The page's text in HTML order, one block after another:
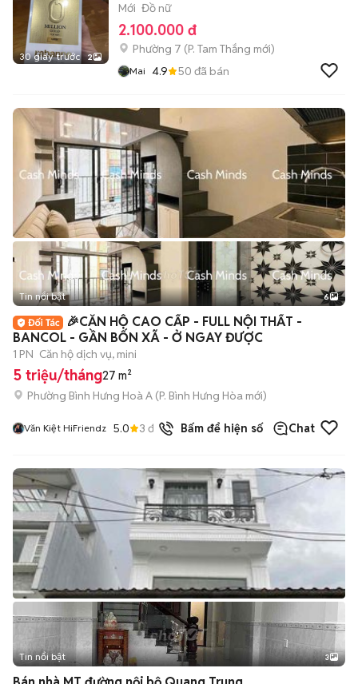
30 giây trước 2
Mới Đồ nữ
2.100.000 đ
Phường 7 (P. Tam Thắng mới)
Mai 4.9 50 đã bán
+2
Tin nổi bật 6
🎉CĂN HỘ CAO CẤP - FULL NỘI THẤT -
BANCOL - GẦN BỐN XÃ - Ở NGAY ĐƯỢC
1 PN Căn hộ dịch vụ, mini
5 triệu/tháng27 m²
Phường Bình Hưng Hoà A (P. Bình Hưng Hòa mới)
Văn Kiệt HiFriendz 5.0 3 đã bánBấm để hiện số Chat
Tin nổi bật 3